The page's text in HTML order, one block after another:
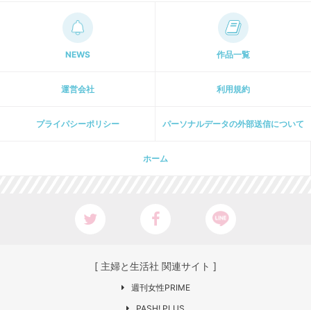
NEWS 作品一覧
運営会社 利用規約
プライパシーポリシー パーソナルデータの外部送信について
ホーム
[ 主婦と生活社 関連サイト ]
週刊女性PRIME